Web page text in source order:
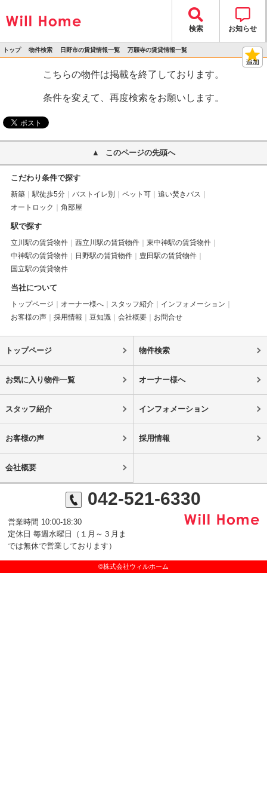
検索 お知らせ
トップ 物件検索 日野市の賃貸情報一覧 万願寺の賃貸情報一覧
こちらの物件は掲載を終了しております。
条件を変えて、再度検索をお願いします。
このページの先頭へ
こだわり条件で探す
新築 駅徒歩5分 バストイレ別 ペット可
追い焚きバス
オートロック
角部屋
駅で探す
立川駅の賃貸物件 西立川駅の賃貸物件
東中神駅の賃貸物件
中神駅の賃貸物件
日野駅の賃貸物件
豊田駅の賃貸物件
国立駅の賃貸物件
当社について
トップページ オーナー様へ スタッフ紹介
インフォメーション
お客様の声
採用情報 豆知識 会社概要 お問合せ
トップページ 物件検索
お気に入り物件一覧 オーナー様へ
スタッフ紹介 インフォメーション
お客様の声 採用情報
会社概要
042-521-6330
営業時間 10:00-18:30
定休日 毎週水曜日（１月～３月ま
では無休で営業しております）
©株式会社ウィルホーム